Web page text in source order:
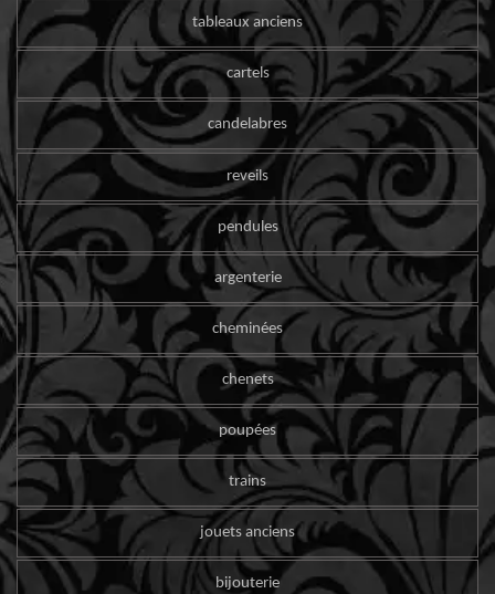
tableaux anciens
cartels
candelabres
reveils
pendules
argenterie
cheminées
chenets
poupées
trains
jouets anciens
bijouterie